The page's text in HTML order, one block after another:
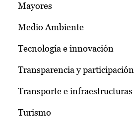
Mayores
Medio Ambiente
Tecnología e innovación
Transparencia y participación
Transporte e infraestructuras
Turismo